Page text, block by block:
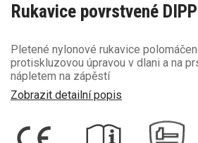
Rukavice povrstvené
Pletené nylonové rukavice
protiskluzovou úpravou v dlani a na
nápletem na zápěstí
Zobrazit detailní popis